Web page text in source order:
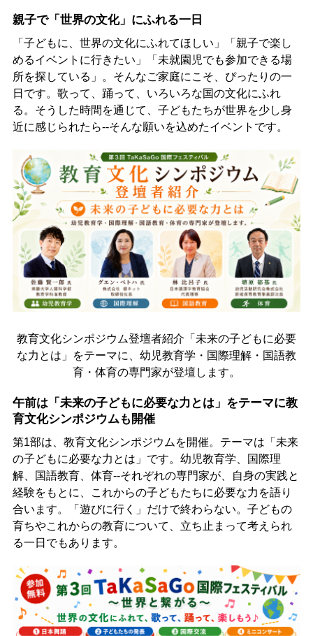
親子で「世界の文化」にふれる一日
「子どもに、世界の文化にふれてほしい」「親子で楽し
めるイベントに行きたい」「未就園児でも参加できる場
所を探している」。そんなご家庭にこそ、ぴったりの一
日です。歌って、踊って、いろいろな国の文化にふれ
る。そうした時間を通じて、子どもたちが世界を少し身
近に感じられたら--そんな願いを込めたイベントです。
教育文化シンポジウム登壇者紹介「未来の子どもに必要
な力とは」をテーマに、幼児教育学・国際理解・国語教
育・体育の専門家が登壇します。
午前は「未来の子どもに必要な力とは」をテーマに教
育文化シンポジウムも開催
第1部は、教育文化シンポジウムを開催。テーマは「未来
の子どもに必要な力とは」です。幼児教育学、国際理
解、国語教育、体育--それぞれの専門家が、自身の実践と
経験をもとに、これからの子どもたちに必要な力を語り
合います。「遊びに行く」だけで終わらない。子どもの
育ちやこれからの教育について、立ち止まって考えられ
る一日でもあります。